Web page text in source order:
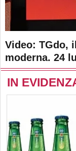
Video: TGdo,
moderna. 24
IN